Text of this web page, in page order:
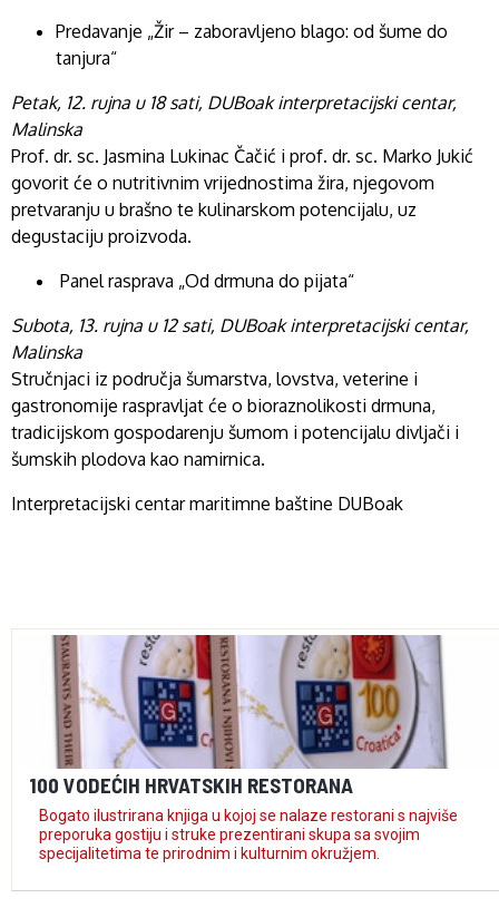
Predavanje „Žir – zaboravljeno blago: od šume do
tanjura“
Petak, 12. rujna u 18 sati, DUBoak interpretacijski centar,
Malinska
Prof. dr. sc. Jasmina Lukinac Čačić i prof. dr. sc. Marko Jukić
govorit će o nutritivnim vrijednostima žira, njegovom
pretvaranju u brašno te kulinarskom potencijalu, uz
degustaciju proizvoda.
Panel rasprava „Od drmuna do pijata“
Subota, 13. rujna u 12 sati, DUBoak interpretacijski centar,
Malinska
Stručnjaci iz područja šumarstva, lovstva, veterine i
gastronomije raspravljat će o bioraznolikosti drmuna,
tradicijskom gospodarenju šumom i potencijalu divljači i
šumskih plodova kao namirnica.
Interpretacijski centar maritimne baštine DUBoak
100 VODEĆIH HRVATSKIH RESTORANA
Bogato ilustrirana knjiga u kojoj se nalaze restorani s najviše
preporuka gostiju i struke prezentirani skupa sa svojim
specijalitetima te prirodnim i kulturnim okružjem.